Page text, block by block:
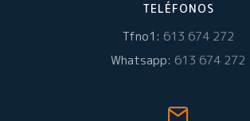
TELÉFONOS
Tfno1: 613 674 272
Whatsapp: 613 674 272